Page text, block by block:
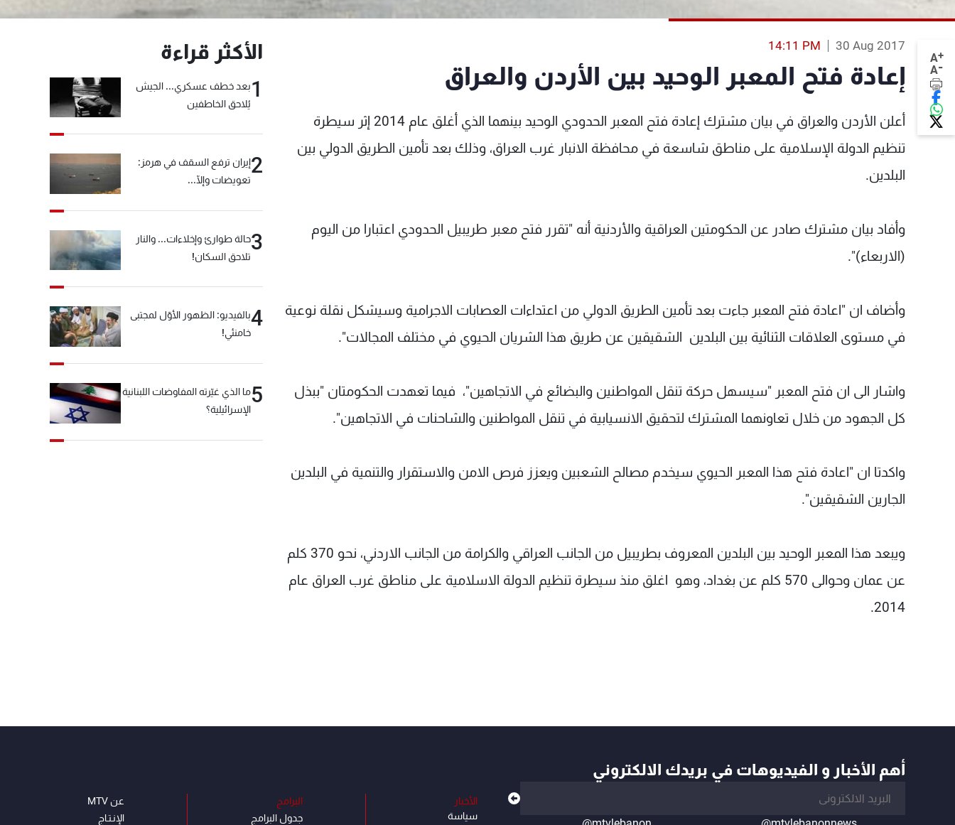
A+
A-
30 Aug 2017
14:11 PM
إعادة فتح المعبر الوحيد بين الأردن والعراق
أعلن الأردن والعراق في بيان مشترك إعادة فتح المعبر الحدودي الوحيد بينهما الذي أغلق عام 2014 إثر سيطرة
تنظيم الدولة الإسلامية على مناطق شاسعة في محافظة الانبار غرب العراق، وذلك بعد تأمين الطريق الدولي بين
البلدين.
وأفاد بيان مشترك صادر عن الحكومتين العراقية والأردنية أنه "تقرر فتح معبر طريبيل الحدودي اعتبارا من اليوم
(الاربعاء)".
وأضاف ان "اعادة فتح المعبر جاءت بعد تأمين الطريق الدولي من اعتداءات العصابات الاجرامية وسيشكل نقلة نوعية
في مستوى العلاقات الثنائية بين البلدين الشقيقين عن طريق هذا الشريان الحيوي في مختلف المجالات".
واشار الى ان فتح المعبر "سيسهل حركة تنقل المواطنين والبضائع في الاتجاهين"، فيما تعهدت الحكومتان "ببذل
كل الجهود من خلال تعاونهما المشترك لتحقيق الانسيابية في تنقل المواطنين والشاحنات في الاتجاهين".
واكدتا ان "اعادة فتح هذا المعبر الحيوي سيخدم مصالح الشعبين ويعزز فرص الامن والاستقرار والتنمية في البلدين
الجارين الشقيقين".
ويبعد هذا المعبر الوحيد بين البلدين المعروف بطريبيل من الجانب العراقي والكرامة من الجانب الاردني، نحو 370 كلم
عن عمان وحوالى 570 كلم عن بغداد، وهو اغلق منذ سيطرة تنظيم الدولة الاسلامية على مناطق غرب العراق عام
2014.
الأكثر قراءة
1بعد خطف عسكري... الجيش
يُلاحق الخاطفين
2إيران ترفع السقف في هرمز:
تعويضات وإلّا...
3حالة طوارئ وإخلاءات... والنار
تلاحق السكان!
4بالفيديو: الظهور الأوّل لمجتبى
خامنئي!
5ما الذي غيّرته المفاوضات اللبنانية
الإسرائيلية؟
أهم الأخبار و الفيديوهات في بريدك الالكتروني
الأخبار
سياسة
البرامج
جدول البرامج
عن MTV
الإنـتـاج